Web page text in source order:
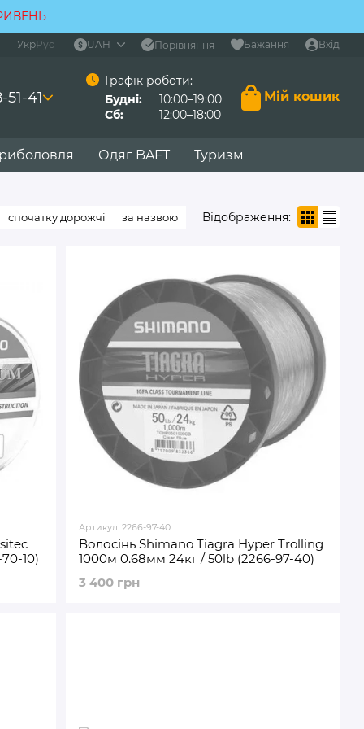
УкрРус UAH Порівняння Бажання Вхід
41
Графік роботи:
Будні:
10:00–19:00
Сб:
12:00–18:00
Мій кошик
Одяг BAFT Туризм
спочатку дорожчі за назвою Відображення:
10)
Артикул: 2266-97-40
Волосінь Shimano Tiagra Hyper Trolling
1000м 0.68мм 24кг / 50lb (2266-97-40)
3 400 грн